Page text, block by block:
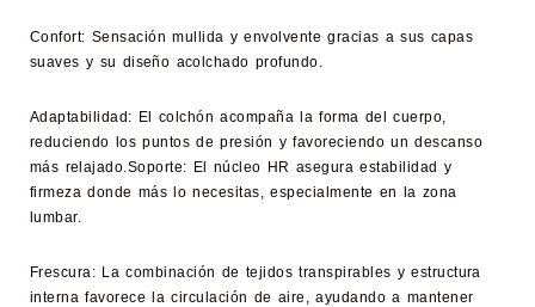
Confort: Sensación mullida y envolvente gracias a sus capas
suaves y su diseño acolchado profundo.
Adaptabilidad: El colchón acompaña la forma del cuerpo,
reduciendo los puntos de presión y favoreciendo un descanso
más relajado.Soporte: El núcleo HR asegura estabilidad y
firmeza donde más lo necesitas, especialmente en la zona
lumbar.
Frescura: La combinación de tejidos transpirables y estructura
interna favorece la circulación de aire, ayudando a mantener